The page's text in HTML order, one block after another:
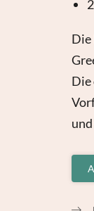
Die
Die